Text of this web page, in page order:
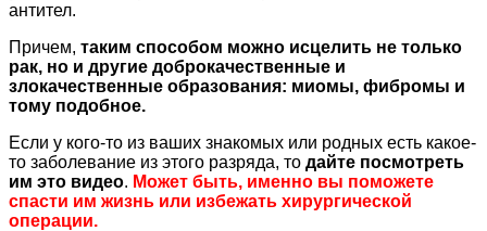
антител.
Причем, таким способом можно исцелить не только
рак, но и другие доброкачественные и
злокачественные образования: миомы, фибромы и
тому подобное.
Если у кого-то из ваших знакомых или родных есть какое-
то заболевание из этого разряда, то дайте посмотреть
им это видео. Может быть, именно вы поможете
спасти им жизнь или избежать хирургической
операции.